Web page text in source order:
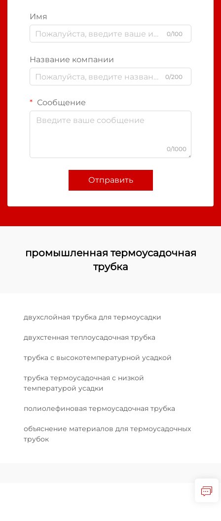
Имя
0/100
Название компании
0/200
Сообщение
0/1000
Отправить
промышленная термоусадочная
трубка
двухслойная трубка для термоусадки
двухстенная теплоусадочная трубка
трубка с высокотемпературной усадкой
трубка термоусадочная с низкой
температурой усадки
полиолефиновая термоусадочная трубка
объяснение материалов для термоусадочных
трубок